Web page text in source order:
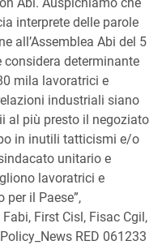
interprete delle parole
all’Assemblea Abi del 5
considera determinante
mila lavoratrici e
industriali siano
al più presto il negoziato
in inutili tatticismi e/o
unitario e
lavoratrici e
per il Paese”,
First Cisl, Fisac Cgil,
RED 061233